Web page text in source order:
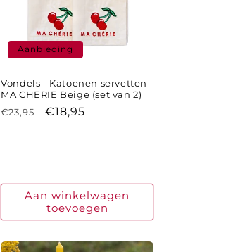
Aanbieding
Vondels - Katoenen servetten
MA CHERIE Beige (set van 2)
Normale
€23,95 Aanbiedingsprijs
€18,95
Aan winkelwagen
toevoegen